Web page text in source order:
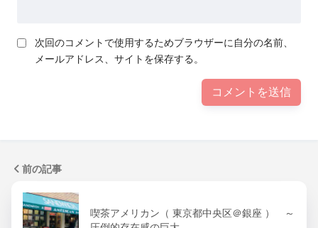
次回のコメントで使用するためブラウザーに自分の名前、
メールアドレス、サイトを保存する。
前の記事
喫茶アメリカン（ 東京都中央区＠銀座 ） ～